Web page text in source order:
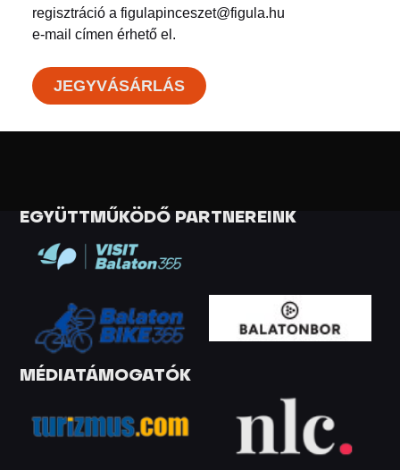
regisztráció a figulapinceszet@figula.hu
e-mail címen érhető el.
JEGYVÁSÁRLÁS
EGYÜTTMŰKÖDŐ PARTNEREINK
MÉDIATÁMOGATÓK